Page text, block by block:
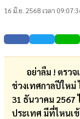
16 มิ.ย. 2568 เวลา
อย่าลืม ! ตรว
ช่วงเทศกาลปีใหม่
31 ธันวาคม 2567
ประเทศ มีที่ไหนเ
บันเทิง
ตรวจ
หวย
ผล
บอล